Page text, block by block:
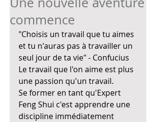
commence
"Choisis un travail que tu aimes
et tu n'auras pas à travailler un
seul jour de ta vie" - Confucius
Le travail que l'on aime est plus
une passion qu'un travail.
Se former en tant qu'Expert
Feng Shui c'est apprendre une
discipline immédiatement